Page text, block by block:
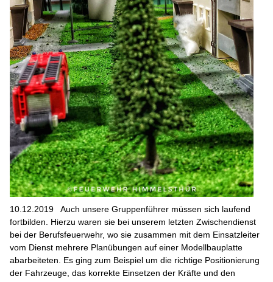
10.12.2019 Auch unsere Gruppenführer müssen sich laufend
fortbilden. Hierzu waren sie bei unserem letzten Zwischendienst
bei der Berufsfeuerwehr, wo sie zusammen mit dem Einsatzleiter
vom Dienst mehrere Planübungen auf einer Modellbauplatte
abarbeiteten. Es ging zum Beispiel um die richtige Positionierung
der Fahrzeuge, das korrekte Einsetzen der Kräfte und den